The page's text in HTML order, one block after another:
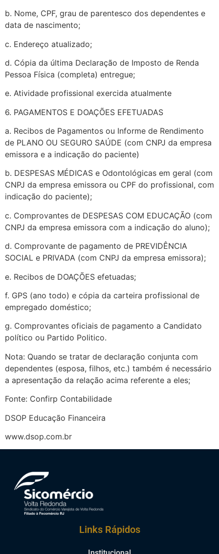
b. Nome, CPF, grau de parentesco dos dependentes e
data de nascimento;
c. Endereço atualizado;
d. Cópia da última Declaração de Imposto de Renda
Pessoa Física (completa) entregue;
e. Atividade profissional exercida atualmente
6. PAGAMENTOS E DOAÇÕES EFETUADAS
a. Recibos de Pagamentos ou Informe de Rendimento
de PLANO OU SEGURO SAÚDE (com CNPJ da empresa
emissora e a indicação do paciente)
b. DESPESAS MÉDICAS e Odontológicas em geral (com
CNPJ da empresa emissora ou CPF do profissional, com
indicação do paciente);
c. Comprovantes de DESPESAS COM EDUCAÇÃO (com
CNPJ da empresa emissora com a indicação do aluno);
d. Comprovante de pagamento de PREVIDÊNCIA
SOCIAL e PRIVADA (com CNPJ da empresa emissora);
e. Recibos de DOAÇÕES efetuadas;
f. GPS (ano todo) e cópia da carteira profissional de
empregado doméstico;
g. Comprovantes oficiais de pagamento a Candidato
político ou Partido Politico.
Nota: Quando se tratar de declaração conjunta com
dependentes (esposa, filhos, etc.) também é necessário
a apresentação da relação acima referente a eles;
Fonte: Confirp Contabilidade
DSOP Educação Financeira
www.dsop.com.br
Links Rápidos